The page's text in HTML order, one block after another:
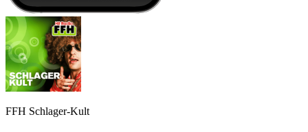
FFH Schlager-Kult